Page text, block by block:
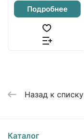
Подробнее
Назад к списку
Каталог